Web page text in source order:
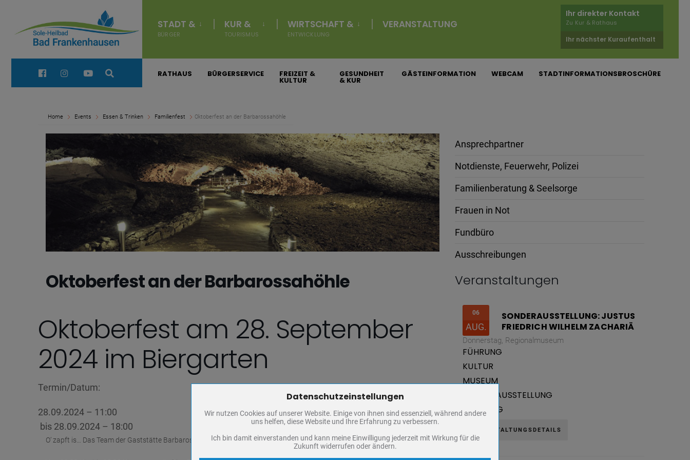
überspringen
STADT &
BÜRGER
KUR &
TOURISMUS
WIRTSCHAFT &
ENTWICKLUNG
VERANSTALTUNG
Ihr direkter Kontakt
Zu Kur & Rathaus
Ihr nächster Kuraufenthalt
Quick Links: RATHAUS BÜRGERSERVICE FREIZEIT &
KULTUR
GESUNDHEIT
& KUR
GÄSTEINFORMATION WEBCAM STADTINFORMATIONSBROSCHÜRE
Home Events Essen & Trinken Familienfest Oktoberfest an der Barbarossahöhle
Oktoberfest an der Barbarossahöhle
Oktoberfest am 28. September
2024 im Biergarten
Termin/Datum:
28.09.2024 – 11:00
bis 28.09.2024 – 18:00
O‘ zapft is… Das Team der Gaststätte Barbarossahöhle lädt ganz herzlich zum Oktoberfest am 28.09.24 in den Biergarten ein.
Ansprechpartner
Notdienste, Feuerwehr, Polizei
Familienberatung & Seelsorge
Frauen in Not
Fundbüro
Ausschreibungen
Veranstaltungen
06
AUG.
SONDERAUSSTELLUNG: JUSTUS
FRIEDRICH WILHELM ZACHARIÄ
Donnerstag, Regionalmuseum
FÜHRUNG
KULTUR
MUSEUM
SONDERAUSSTELLUNG
VORTRAG
VERANSTALTUNGSDETAILS
Zum Betrieb der Seite notwendige Cookies / Drittanbieter:
Name
PHP Session Cookie
Zweck
Absicherung Kontaktformular / SPAM Schutz
Datenschutzeinstellungen
Wir nutzen Cookies auf unserer Website. Einige von ihnen sind essenziell, während andere
uns helfen, diese Website und Ihre Erfahrung zu verbessern.
Ich bin damit einverstanden und kann meine Einwilligung jederzeit mit Wirkung für die
Zukunft widerrufen oder ändern.